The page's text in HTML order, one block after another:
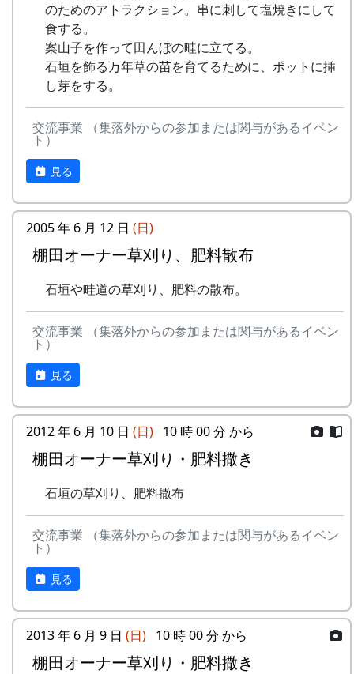
のためのアトラクション。串に刺して塩焼きにして
食する。
案山子を作って田んぼの畦に立てる。
石垣を飾る万年草の苗を育てるために、ポットに挿
し芽をする。
交流事業 （集落外からの参加または関与があるイベン
ト）
見る
2005 年 6 月 12 日 (日)
棚田オーナー草刈り、肥料散布
石垣や畦道の草刈り、肥料の散布。
交流事業 （集落外からの参加または関与があるイベン
ト）
見る
2012 年 6 月 10 日 (日) 10 時 00 分 から
棚田オーナー草刈り・肥料撒き
石垣の草刈り、肥料撒布
交流事業 （集落外からの参加または関与があるイベン
ト）
見る
2013 年 6 月 9 日 (日) 10 時 00 分 から
棚田オーナー草刈り・肥料撒き